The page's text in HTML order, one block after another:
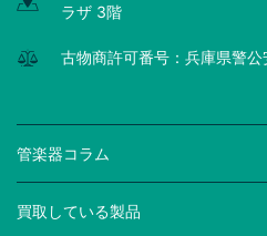
ラザ 3階
古物商許可番号：兵庫県警
管楽器コラム
買取している製品